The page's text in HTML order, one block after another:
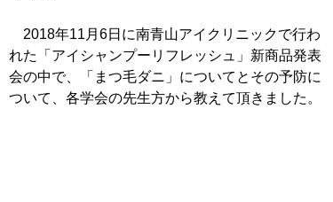
2018年11月6日に南青山アイクリニックで行わ
れた「アイシャンプーリフレッシュ」新商品発表
会の中で、「まつ毛ダニ」についてとその予防に
ついて、各学会の先生方から教えて頂きました。